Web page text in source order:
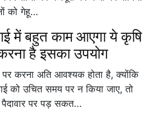
को गेहू…
में बहुत काम आएगा ये कृषि
है इसका उपयोग
करना अति आवश्यक होता है, क्योंकि
को उचित समय पर न किया जाए, तो
पर पड़ सकत…